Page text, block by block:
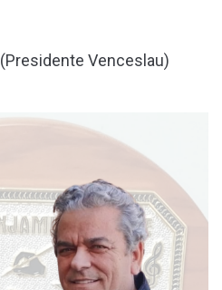
(Presidente Venceslau)